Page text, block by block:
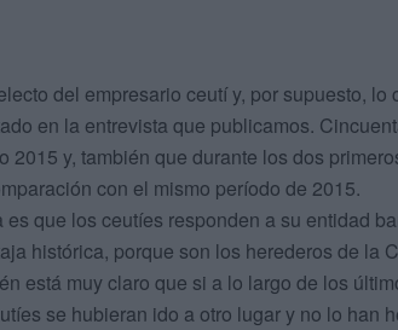
del empresario ceutí y, por supuesto, lo
en la entrevista que publicamos.
y, también que durante los dos
con el mismo período de 2015.
que los ceutíes responden a su entidad
histórica, porque son los herederos de la
está muy claro que si a lo largo de los
se hubieran ido a otro lugar y no lo han